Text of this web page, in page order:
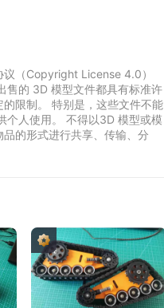
（Copyright License 4.0）
售的 3D 模型文件都具有标准许
限制。 特别是，这些文件不能
个人使用。 不得以3D 模型或模
的形式进行共享、传输、分